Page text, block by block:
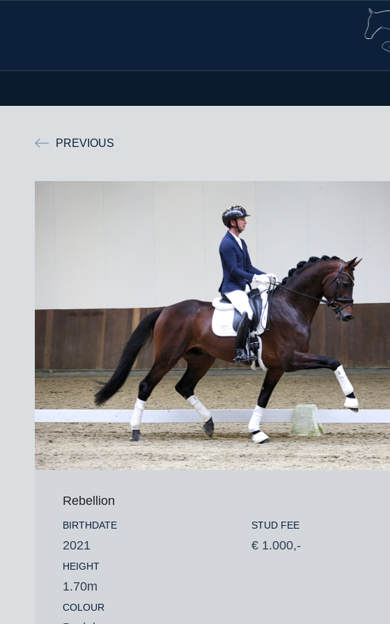
PREVIOUS
Rebellion
BIRTHDATE
2021
HEIGHT
1.70m
COLOUR
STUD FEE
€ 1.000,-